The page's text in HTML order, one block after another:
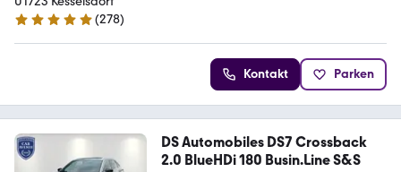
4.8 Sterne
(278)
Kontakt Parken
DS Automobiles DS7 Crossback
2.0 BlueHDi 180 Busin.Line S&S